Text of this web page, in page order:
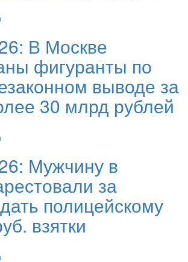
В Москве
фигуранты по
выводе за
30 млрд рублей
Мужчину в
за
полицейскому
взятки